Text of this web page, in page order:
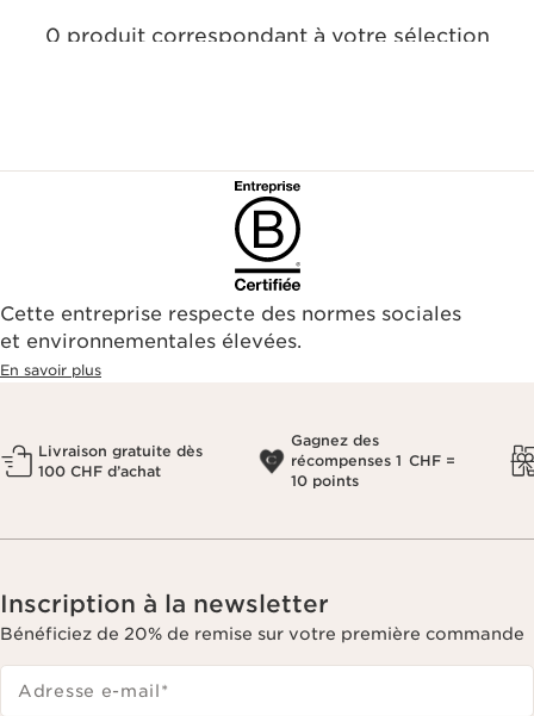
0 produit correspondant à votre sélection
Cette entreprise respecte des normes sociales
et environnementales élevées.
En savoir plus
Livraison gratuite dès
100 CHF d’achat
Gagnez des
récompenses 1 CHF =
10 points
Inscription à la newsletter
Bénéficiez de 20% de remise sur votre première commande
Adresse e-mail*